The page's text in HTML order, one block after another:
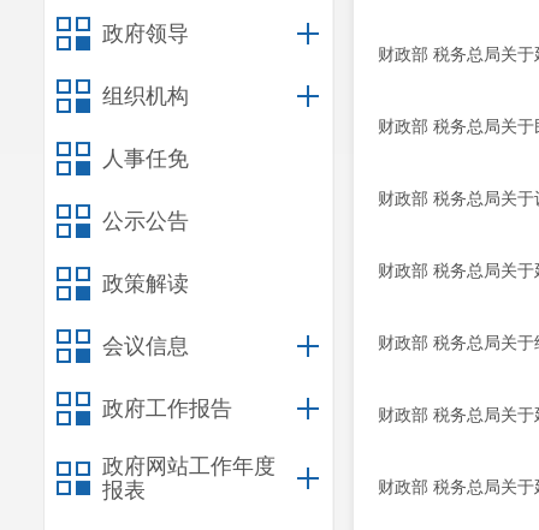
政府领导
组织机构
人事任免
公示公告
政策解读
会议信息
政府工作报告
政府网站工作年度
报表
财政部 税务总局关
财政部 税务总局关
财政部 税务总局关
财政部 税务总局关
财政部 税务总局关
财政部 税务总局关
财政部 税务总局关